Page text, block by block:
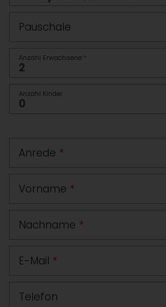
Pauschale
Anzahl Erwachsene *
Anzahl Kinder
Anrede *
Vorname *
Nachname *
E-Mail *
Telefon